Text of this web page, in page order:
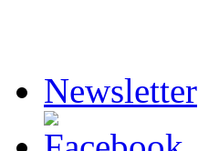
Newsletter